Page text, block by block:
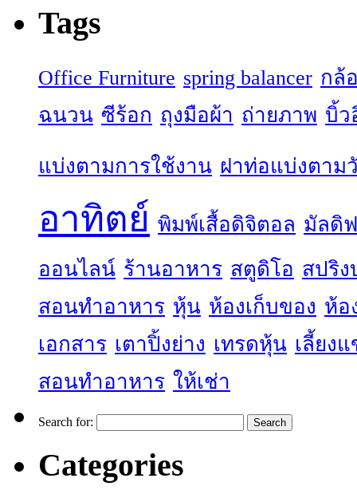
Tags
Office Furniture spring balancer กล้
ฉนวน ซีร้อก ถุงมือผ้า ถ่ายภาพ บิ้ว
แบ่งตามการใช้งาน ฝาท่อแบ่งตาม
อาทิตย์ พิมพ์เสื้อดิจิตอล มัลดิ
ออนไลน์ ร้านอาหาร สตูดิโอ สปริง
สอนทำอาหาร หุ้น ห้องเก็บของ ห้อ
เอกสาร เตาปิ้งย่าง เทรดหุ้น เลี้ยง
สอนทำอาหาร ให้เช่า
Search for:
Categories